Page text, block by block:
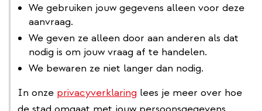
We gebruiken jouw gegevens alleen voor deze
aanvraag.
We geven ze alleen door aan anderen als dat
nodig is om jouw vraag af te handelen.
We bewaren ze niet langer dan nodig.
In onze privacyverklaring lees je meer over hoe